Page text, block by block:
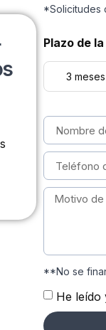
*Solicitudes
Plazo de
3 meses
**No se
He leído